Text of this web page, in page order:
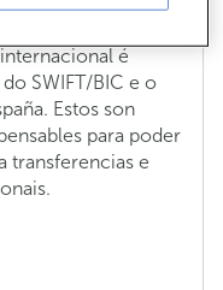
é
SWIFT/BIC e o
Estos son
para poder
transferencias e